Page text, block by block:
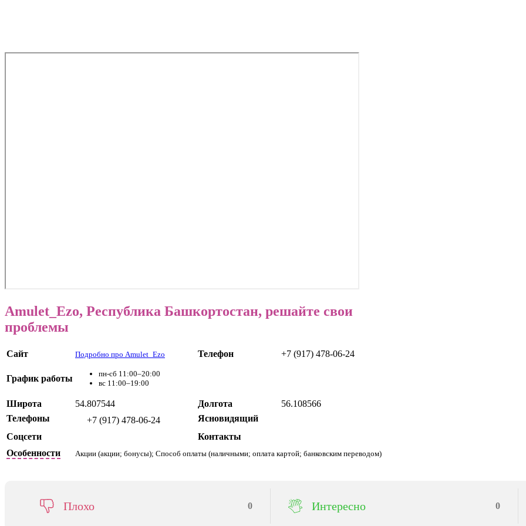
Amulet_Ezo, Республика Башкортостан, решайте свои
проблемы
Сайт Подробно про Amulet_Ezo Телефон +7 (917) 478-06-24
График работы
пн-сб 11:00–20:00
вс 11:00–19:00
Широта 54.807544 Долгота
56.108566
Телефоны
+7 (917) 478-06-24
Ясновидящий
Соцсети
Контакты
Особенности
Акции (акции; бонусы); Способ оплаты (наличными; оплата картой; банковским переводом)
Плохо 0 Интересно 0